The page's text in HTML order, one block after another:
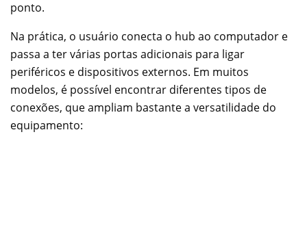
ponto.
Na prática, o usuário conecta o hub ao computador e
passa a ter várias portas adicionais para ligar
periféricos e dispositivos externos. Em muitos
modelos, é possível encontrar diferentes tipos de
conexões, que ampliam bastante a versatilidade do
equipamento: